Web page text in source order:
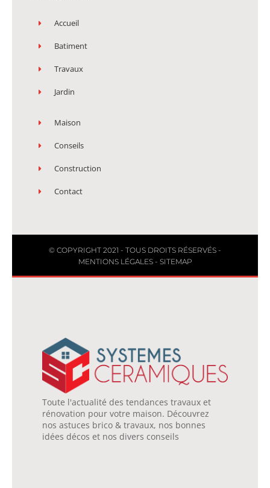
Accueil
Batiment
Travaux
Jardin
Maison
Conseils
Construction
Contact
© COPYRIGHT 2021 - TOUS DROITS RÉSERVÉS -
MENTIONS LÉGALES- SITEMAP
Toute l'actualité des tendances travaux et
rénovation pour votre maison. Découvrez
nos astuces brico & travaux, nos bonnes
idées décos et nos divers conseils